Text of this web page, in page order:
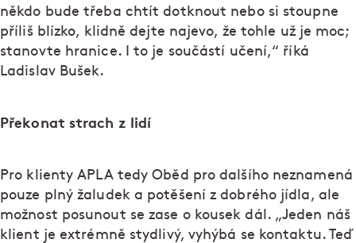
někdo bude třeba chtít dotknout nebo si stoupne
příliš blízko, klidně dejte najevo, že tohle už je moc;
stanovte hranice. I to je součástí učení,“ říká
Ladislav Bušek.
Překonat strach z lidí
Pro klienty APLA tedy Oběd pro dalšího neznamená
pouze plný žaludek a potěšení z dobrého jídla, ale
možnost posunout se zase o kousek dál. „Jeden náš
klient je extrémně stydlivý, vyhýbá se kontaktu. Teď